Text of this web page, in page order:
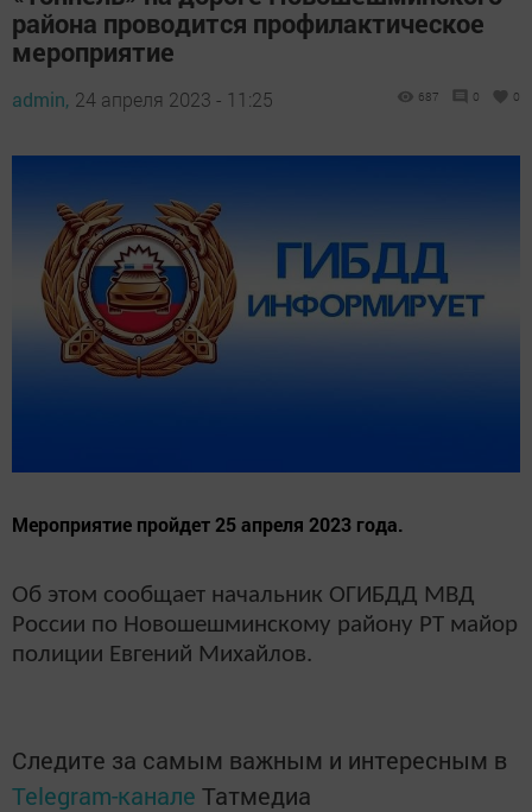
района проводится профилактическое
мероприятие
admin, 24 апреля 2023 - 11:25 687 0 0
Мероприятие пройдет 25 апреля 2023 года.
Об этом сообщает начальник ОГИБДД МВД
России по Новошешминскому району РТ майор
полиции Евгений Михайлов.
Следите за самым важным и интересным в
Telegram-канале Татмедиа